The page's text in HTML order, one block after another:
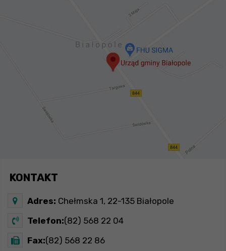
KONTAKT
Adres: Chełmska 1, 22-135 Białopole
Telefon:(82) 568 22 04
Fax:(82) 568 22 86